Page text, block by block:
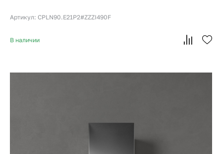
Артикул: CPLN90.E21P2#ZZZI490F
В наличии